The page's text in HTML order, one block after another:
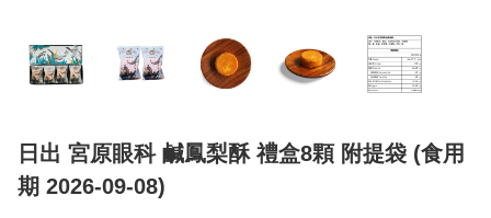
日出 宮原眼科 鹹鳳梨酥 禮盒8顆 附提袋 (食用
期 2026-09-08)